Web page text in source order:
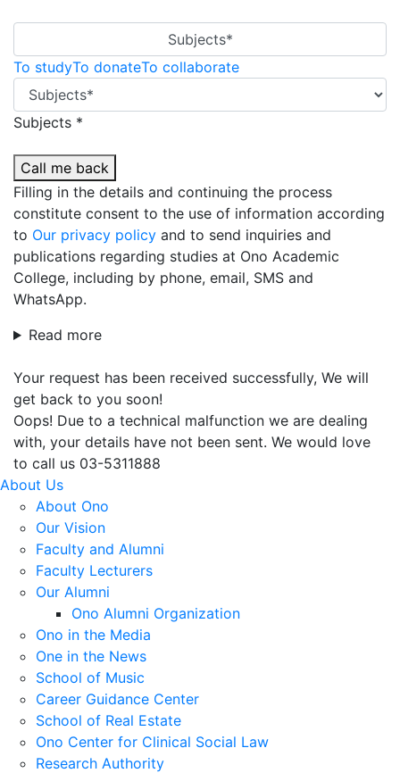
Subjects*
To studyTo donateTo collaborate
Subjects *
Call me back
Filling in the details and continuing the process
constitute consent to the use of information according
to Our privacy policy and to send inquiries and
publications regarding studies at Ono Academic
College, including by phone, email, SMS and
WhatsApp.
Read more
Your request has been received successfully, We will
get back to you soon!
Oops! Due to a technical malfunction we are dealing
with, your details have not been sent. We would love
to call us 03-5311888
About Us
About Ono
Our Vision
Faculty and Alumni
Faculty Lecturers
Our Alumni
Ono Alumni Organization
Ono in the Media
One in the News
School of Music
Career Guidance Center
School of Real Estate
Ono Center for Clinical Social Law
Research Authority